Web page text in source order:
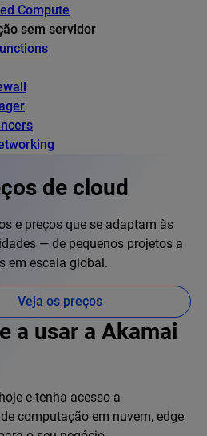
Compute
sem servidor
de cloud
e preços que se adaptam às
— de pequenos projetos a
em escala global.
Veja os preços
a usar a Akamai
e tenha acesso a
computação em nuvem, edge